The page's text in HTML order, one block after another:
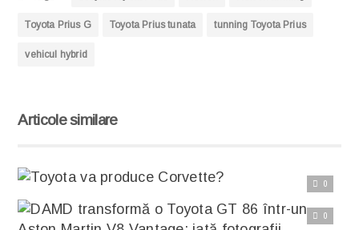
Toyota Prius G Toyota Prius tunata tunning Toyota Prius
vehicul hybrid
Articole similare
0
Citește articolul complet
0
Citește articolul complet